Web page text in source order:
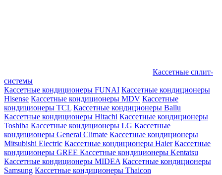
Кассетные сплит-
системы
Кассетные кондиционеры FUNAI Кассетные кондиционеры
Hisense Кассетные кондиционеры MDV Кассетные
кондиционеры TCL Кассетные кондиционеры Ballu
Кассетные кондиционеры Hitachi Кассетные кондиционеры
Toshiba Кассетные кондиционеры LG Кассетные
кондиционеры General Climate Кассетные кондиционеры
Mitsubishi Electric Кассетные кондиционеры Haier Кассетные
кондиционеры GREE Кассетные кондиционеры Kentatsu
Кассетные кондиционеры MIDEA Кассетные кондиционеры
Samsung Кассетные кондиционеры Thaicon